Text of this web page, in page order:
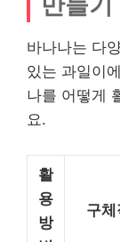
바나나는 다
있는 과일이
나를 어떻게
요.
활
용
방
구체